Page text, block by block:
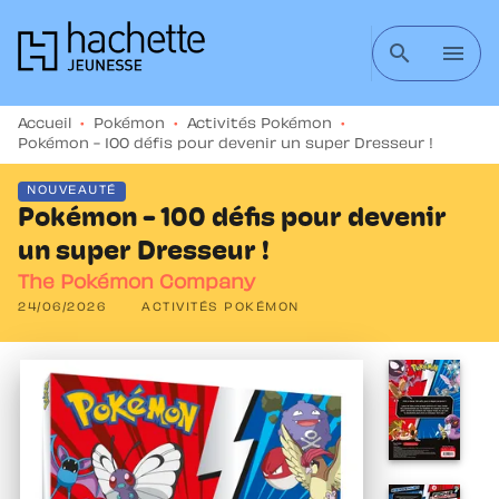
MENU RECHERCHE CONTENU
search menu
Accueil • Pokémon • Activités Pokémon
•
Pokémon - 100 défis pour devenir un super Dresseur !
NOUVEAUTÉ
Pokémon - 100 défis pour devenir
un super Dresseur !
The Pokémon Company
24/06/2026 ACTIVITÉS POKÉMON